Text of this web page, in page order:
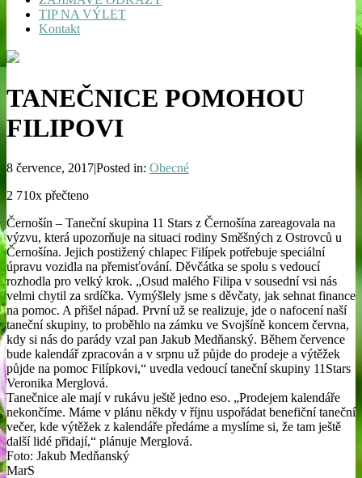
TIP NA VÝLET
Kontakt
TANEČNICE POMOHOU
FILIPOVI
8 července, 2017|Posted in: Obecné
2 710x přečteno
Černošín – Taneční skupina 11 Stars z Černošína zareagovala na
výzvu, která upozorňuje na situaci rodiny Směšných z Ostrovců u
Černošína. Jejich postižený chlapec Filípek potřebuje speciální
úpravu vozidla na přemisťování. Děvčátka se spolu s vedoucí
rozhodla pro velký krok. „Osud malého Filipa v sousední vsi nás
velmi chytil za srdíčka. Vymýšlely jsme s děvčaty, jak sehnat finance
na pomoc. A přišel nápad. První už se realizuje, jde o nafocení naší
taneční skupiny, to proběhlo na zámku ve Svojšíně koncem června,
kdy si nás do parády vzal pan Jakub Medňanský. Během července
bude kalendář zpracován a v srpnu už půjde do prodeje a výtěžek
půjde na pomoc Filípkovi,“ uvedla vedoucí taneční skupiny 11Stars
Veronika Merglová.
Tanečnice ale mají v rukávu ještě jedno eso. „Prodejem kalendáře
nekončíme. Máme v plánu někdy v říjnu uspořádat benefiční taneční
večer, kde výtěžek z kalendáře předáme a myslíme si, že tam ještě
další lidé přidají,“ plánuje Merglová.
Foto: Jakub Medňanský
MarS